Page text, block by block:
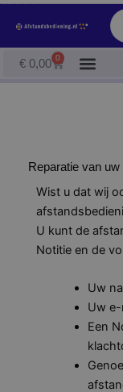
Ga
naar
de
inhoud
€ 0,00 0
Winkelwagen
Reparatie van
Wist u dat wij
U kunt de
Notitie en de
Uw
Uw
Een